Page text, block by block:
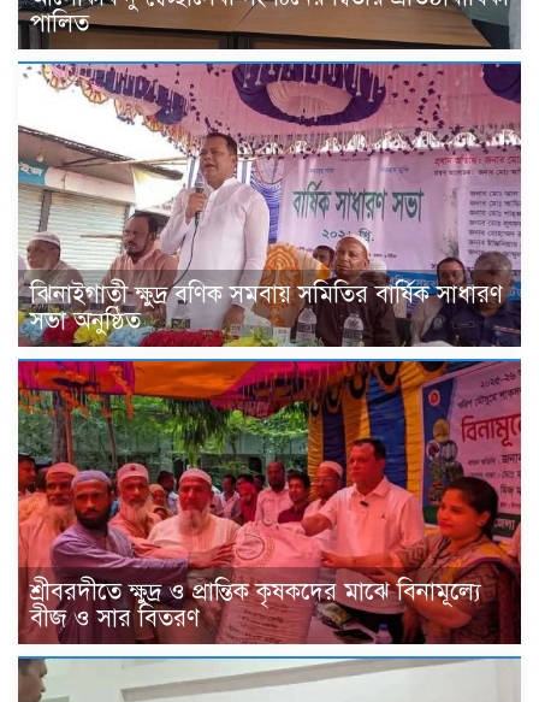
পালিত
ঝিনাইগাতী ক্ষুদ্র বণিক সমবায় সমিতির বার্ষিক সাধারণ
সভা অনুষ্ঠিত
শ্রীবরদীতে ক্ষুদ্র ও প্রান্তিক কৃষকদের মাঝে বিনামূল্যে
বীজ ও সার বিতরণ